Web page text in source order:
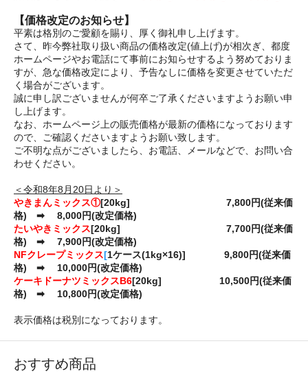
【価格改定のお知らせ】
平素は格別のご愛顧を賜り、厚く御礼申し上げます。
さて、昨今弊社取り扱い商品の価格改定(値上げ)が相次ぎ、都度
ホームページやお電話にて事前にお知らせするよう努めておりま
すが、急な価格改定により、予告なしに価格を変更させていただ
く場合がございます。
誠に申し訳ございませんが何卒ご了承くださいますようお願い申
し上げます。
なお、ホームページ上の販売価格が最新の価格になっております
ので、ご確認くださいますようお願い致します。
ご不明な点がございましたら、お電話、メールなどで、お問い合
わせください。
＜令和8年8月20日より＞
やきまんミックス①[20kg] 7,800円(従来価
格) ➡ 8,000円(改定価格)
たいやきミックス[20kg] 7,700円(従来価
格) ➡ 7,900円(改定価格)
NFクレープミックス[1ケース(1kg×16)] 9,800円(従来価
格) ➡ 10,000円(改定価格)
ケーキドーナツミックスB6[20kg] 10,500円(従来価
格) ➡ 10,800円(改定価格)
表示価格は税別になっております。
おすすめ商品